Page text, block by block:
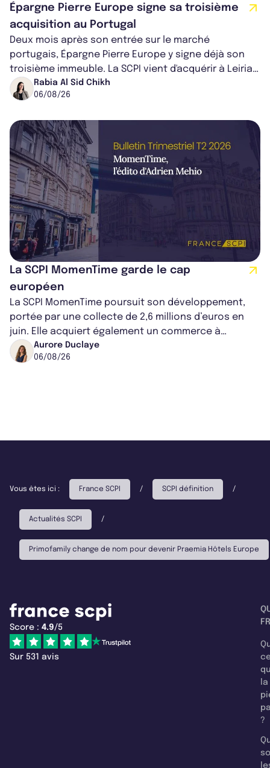
Épargne Pierre Europe signe sa troisième
acquisition au Portugal
Deux mois après son entrée sur le marché
portugais, Épargne Pierre Europe y signe déjà son
troisième immeuble. La SCPI vient d'acquérir à Leiria,
dans le centre du pays, un établis...
Rabia Al Sid Chikh
06/08/26
La SCPI MomenTime garde le cap
européen
La SCPI MomenTime poursuit son développement,
portée par une collecte de 2,6 millions d’euros en
juin. Elle acquiert également un commerce à
Worcester, place une plateforme logisti...
Aurore Duclaye
06/08/26
Vous êtes ici : France SCPI / SCPI définition /
Actualités SCPI /
Primofamily change de nom pour devenir Praemia Hôtels Europe
Score : 4.9/5
Sur 531 avis
la
?